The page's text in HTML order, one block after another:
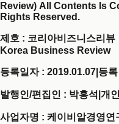
Review) All Contents Is
Rights Reserved.
제호 : 코리아비즈니스리뷰
Korea Business Review
등록일자 : 2019.01.07 등
발행인/편집인 : 박홍석 개
사업자명 : 케이비알경영연